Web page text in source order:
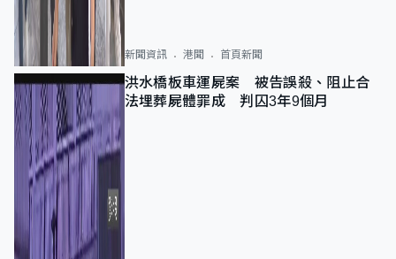
新聞資訊 港聞 首頁新聞
洪水橋板車運屍案 被告誤殺、阻止合
法埋葬屍體罪成 判囚3年9個月